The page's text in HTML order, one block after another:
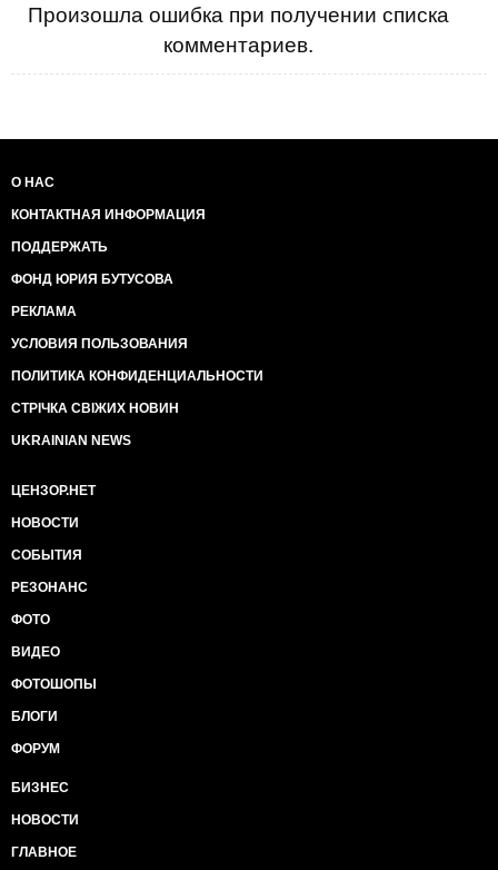
Произошла ошибка при получении списка
комментариев.
О НАС
КОНТАКТНАЯ ИНФОРМАЦИЯ
ПОДДЕРЖАТЬ
ФОНД ЮРИЯ БУТУСОВА
РЕКЛАМА
УСЛОВИЯ ПОЛЬЗОВАНИЯ
ПОЛИТИКА КОНФИДЕНЦИАЛЬНОСТИ
СТРІЧКА СВІЖИХ НОВИН
UKRAINIAN NEWS
ЦЕНЗОР.НЕТ
НОВОСТИ
СОБЫТИЯ
РЕЗОНАНС
ФОТО
ВИДЕО
ФОТОШОПЫ
БЛОГИ
ФОРУМ
БИЗНЕС
НОВОСТИ
ГЛАВНОЕ